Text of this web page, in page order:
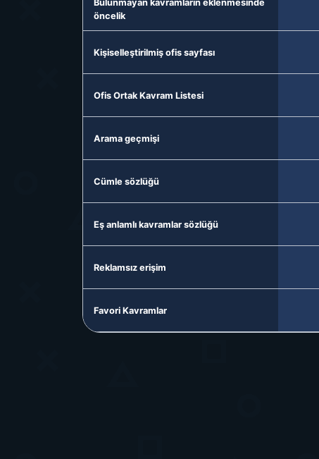
Bulunmayan kavramların eklenmesinde
öncelik
Kişiselleştirilmiş ofis sayfası
Ofis Ortak Kavram Listesi
Arama geçmişi
Cümle sözlüğü
Eş anlamlı kavramlar sözlüğü
Reklamsız erişim
Favori Kavramlar